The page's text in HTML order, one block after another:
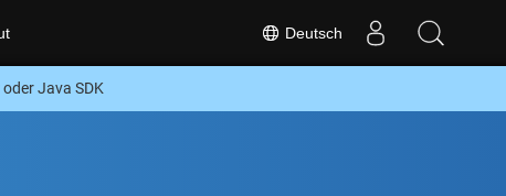
Deutsch
oder Java SDK